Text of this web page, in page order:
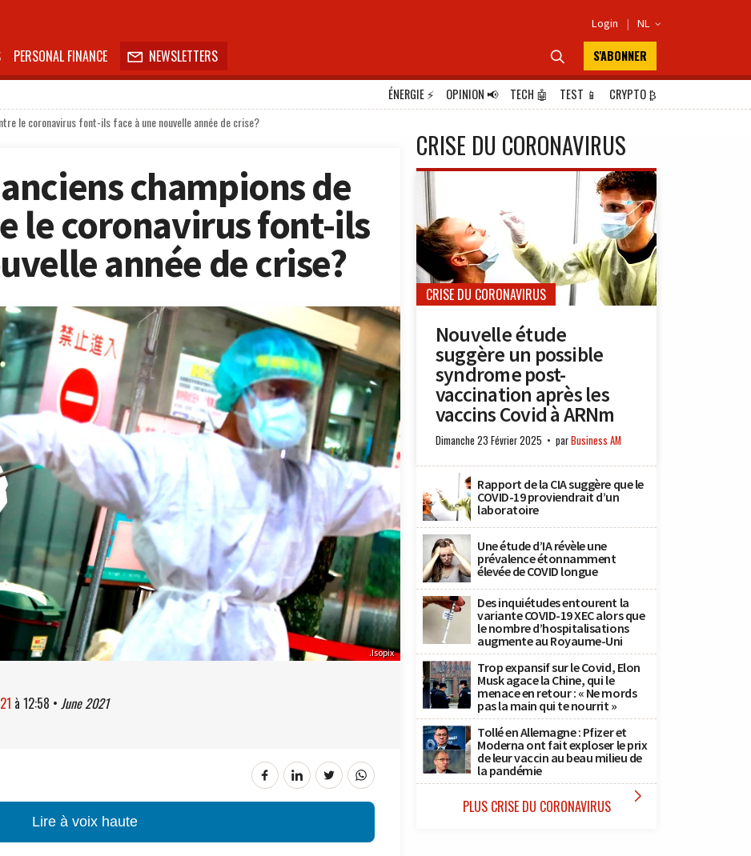
Login | NL 
PERSONAL FINANCE  NEWSLETTERS  S'ABONNER
ÉNERGIE⚡ OPINION📢 TECH 🤖 TEST 📱 CRYPTO₿
le coronavirus font-ils face à une nouvelle année de crise?
champions de
le coronavirus font-ils
année de crise?
.Isopix
à 12:58 • June 2021
Lire à voix haute
CRISE DU CORONAVIRUS
CRISE DU CORONAVIRUS
Nouvelle étude
suggère un possible
syndrome post-
vaccination après les
vaccins Covid à ARNm
Dimanche 23 Février 2025 parBusiness AM
Rapport de la CIA suggère que le
COVID-19 proviendrait d’un
laboratoire
Une étude d’IA révèle une
prévalence étonnamment
élevée de COVID longue
Des inquiétudes entourent la
variante COVID-19 XEC alors que
le nombre d’hospitalisations
augmente au Royaume-Uni
Trop expansif sur le Covid, Elon
Musk agace la Chine, qui le
menace en retour : « Ne mords
pas la main qui te nourrit »
Tollé en Allemagne : Pfizer et
Moderna ont fait exploser le prix
de leur vaccin au beau milieu de
la pandémie
PLUS CRISE DU CORONAVIRUS 